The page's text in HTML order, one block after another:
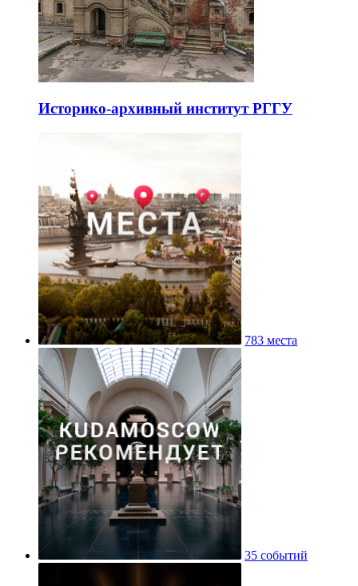
Историко-архивный институт РГГУ
783 места
35 событий